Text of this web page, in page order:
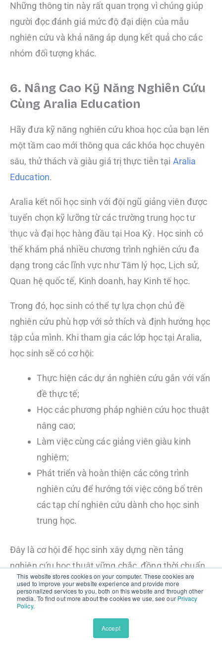
This website stores cookies on your computer. These cookies are
used to improve your website experience and provide more
personalized services to you, both on this website and through other
media. To find out more about the cookies we use, see our Privacy
Policy.
Accept
Những thông tin này rất quan trọng vì chúng giúp
người đọc đánh giá mức độ đại diện của mẫu
nghiên cứu và khả năng áp dụng kết quả cho các
nhóm đối tượng khác.
6. Nâng Cao Kỹ Năng Nghiên Cứu
Cùng Aralia Education
Hãy đưa kỹ năng nghiên cứu khoa học của bạn lên
một tầm cao mới thông qua các khóa học chuyên
sâu, thử thách và giàu giá trị thực tiễn tại Aralia
Education.
Aralia kết nối học sinh với đội ngũ giảng viên được
tuyển chọn kỹ lưỡng từ các trường trung học tư
thục và đại học hàng đầu tại Hoa Kỳ. Học sinh có
thể khám phá nhiều chương trình nghiên cứu đa
dạng trong các lĩnh vực như Tâm lý học, Lịch sử,
Quan hệ quốc tế, Kinh doanh, hay Kinh tế học.
Trong đó, học sinh có thể tự lựa chọn chủ đề
nghiên cứu phù hợp với sở thích và định hướng học
tập của mình. Khi tham gia các lớp học tại Aralia,
học sinh sẽ có cơ hội:
Thực hiện các dự án nghiên cứu gắn với vấn
đề thực tế;
Học các phương pháp nghiên cứu học thuật
nâng cao;
Làm việc cùng các giảng viên giàu kinh
nghiệm;
Phát triển và hoàn thiện các công trình
nghiên cứu để hướng tới việc công bố trên
các tạp chí nghiên cứu dành cho học sinh
trung học.
Đây là cơ hội để học sinh xây dựng nền tảng
nghiên cứu học thuật vững chắc, đồng thời chuẩn
bị tốt hơn cho môi trường đại học và các chương
trình học thuật chuyên sâu trong tương lai.